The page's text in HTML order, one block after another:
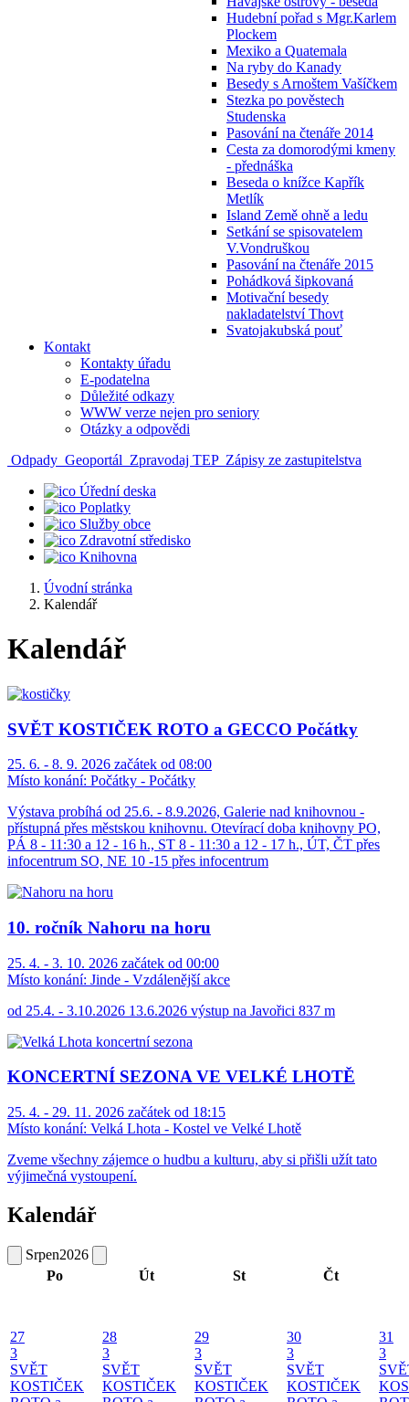
Hudební pořad s Mgr.Karlem
Plockem
Mexiko a Quatemala
Na ryby do Kanady
Besedy s Arnoštem Vašíčkem
Stezka po pověstech
Studenska
Pasování na čtenáře 2014
Cesta za domorodými kmeny
- přednáška
Beseda o knížce Kapřík
Metlík
Island Země ohně a ledu
Setkání se spisovatelem
V.Vondruškou
Pasování na čtenáře 2015
Pohádková šipkovaná
Motivační besedy
nakladatelství Thovt
Svatojakubská pouť
Kontakt
Kontakty úřadu
E-podatelna
Důležité odkazy
WWW verze nejen pro seniory
Otázky a odpovědi
Odpady Geoportál Zpravodaj TEP Zápisy ze zastupitelstva
Úřední deska
Poplatky
Služby obce
Zdravotní středisko
Knihovna
Úvodní stránka
Kalendář
Kalendář
SVĚT KOSTIČEK ROTO a GECCO Počátky
25. 6. - 8. 9. 2026 začátek od 08:00
Místo konání: Počátky - Počátky
Výstava probíhá od 25.6. - 8.9.2026, Galerie nad knihovnou -
přístupná přes městskou knihovnu. Otevírací doba knihovny PO,
PÁ 8 - 11:30 a 12 - 16 h., ST 8 - 11:30 a 12 - 17 h., ÚT, ČT přes
infocentrum SO, NE 10 -15 přes infocentrum
10. ročník Nahoru na horu
25. 4. - 3. 10. 2026 začátek od 00:00
Místo konání: Jinde - Vzdálenější akce
od 25.4. - 3.10.2026 13.6.2026 výstup na Javořici 837 m
KONCERTNÍ SEZONA VE VELKÉ LHOTĚ
25. 4. - 29. 11. 2026 začátek od 18:15
Místo konání: Velká Lhota - Kostel ve Velké Lhotě
Zveme všechny zájemce o hudbu a kulturu, aby si přišli užít tato
výjimečná vystoupení.
Kalendář
Srpen2026
Po
Út St Čt
27
3
SVĚT
KOSTIČEK
28
3
SVĚT
KOSTIČEK
29
3
SVĚT
KOSTIČEK
30
3
SVĚT
KOSTIČEK
31
3